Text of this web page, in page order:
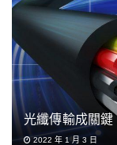
光纖傳輸成關
2022 年 1 月 3 日